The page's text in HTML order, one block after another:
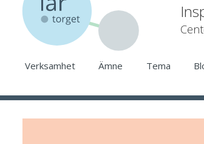
Verksamhet Ämne Tema